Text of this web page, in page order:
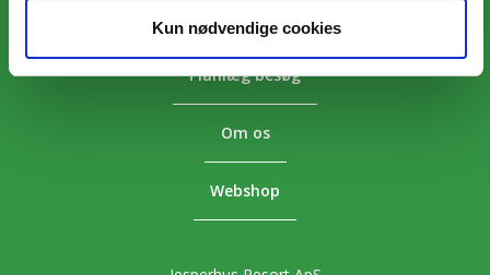
Kun nødvendige cookies
Priser
Planlæg besøg
Om os
Webshop